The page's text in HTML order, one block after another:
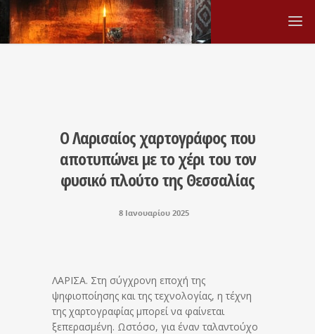
Ο Λαρισαίος χαρτογράφος που
αποτυπώνει με το χέρι του τον
φυσικό πλούτο της Θεσσαλίας
8 Ιανουαρίου 2025
ΛΑΡΙΣΑ. Στη σύγχρονη εποχή της
ψηφιοποίησης και της τεχνολογίας, η τέχνη
της χαρτογραφίας μπορεί να φαίνεται
ξεπερασμένη. Ωστόσο, για έναν ταλαντούχο